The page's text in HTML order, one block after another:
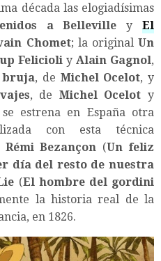
década las elogiadísimas
a Belleville yEl
Chomet; la originalUn
Felicioli y Alain Gagnol,
, de Michel Ocelot, y
, de Michel Ocelot y
estrena en España otra
con esta técnica
Rémi Bezançon (Un feliz
día del resto de nuestra
(El hombre del gordini
la historia real de la
en 1826.